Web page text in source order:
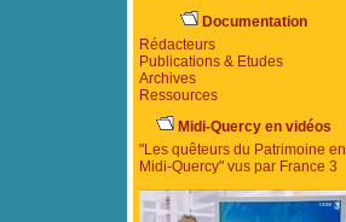
Documentation
Rédacteurs
Publications & Etudes
Archives
Ressources
Midi-Quercy en vidéos
"Les quêteurs du Patrimoine en
Midi-Quercy" vus par France 3